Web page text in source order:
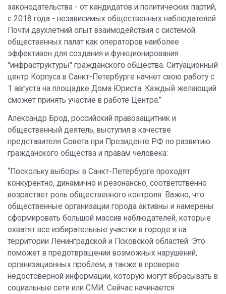
законодательства - от кандидатов и политических партий,
с 2018 года - независимых общественных наблюдателей.
Почти двухлетний опыт взаимодействия с системой
общественных палат как операторов наиболее
эффективен для создания и функционирования
"инфраструктуры" гражданского общества. Ситуационный
центр Корпуса в Санкт-Петербурге начнет свою работу с
1 августа на площадке Дома Юриста. Каждый желающий
сможет принять участие в работе Центра.”
Александр Брод, российский правозащитник и
общественный деятель, выступил в качестве
представителя Совета при Президенте РФ по развитию
гражданского общества и правам человека:
“Поскольку выборы в Санкт-Петербурге проходят
конкурентно, динамично и резонансно, соответственно
возрастает роль общественного контроля. Важно, что
общественные организации города активны и намерены
сформировать большой массив наблюдателей, которые
охватят все избирательные участки в городе и на
территории Ленинградской и Псковской областей. Это
поможет в предотвращении возможных нарушений,
организационных проблем, а также в проверке
недостоверной информации, которую могут вбрасывать в
социальные сети или СМИ. Сейчас начинается